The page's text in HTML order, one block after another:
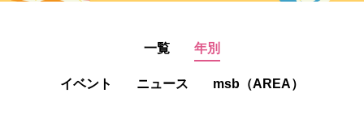
一覧 年別
イベント ニュース msb（AREA）